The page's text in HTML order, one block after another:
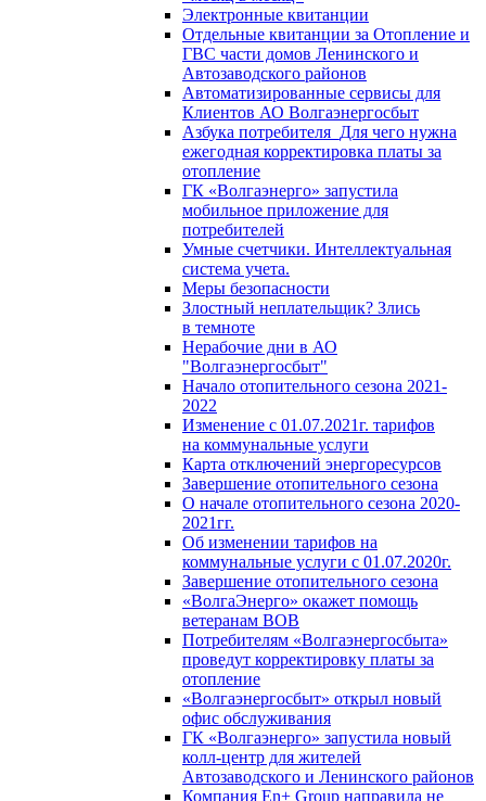
Электронные квитанции
Отдельные квитанции за Отопление и
ГВС части домов Ленинского и
Автозаводского районов
Автоматизированные сервисы для
Клиентов АО Волгаэнергосбыт
Азбука потребителя_Для чего нужна
ежегодная корректировка платы за
отопление
ГК «Волгаэнерго» запустила
мобильное приложение для
потребителей
Умные счетчики. Интеллектуальная
система учета.
Меры безопасности
Злостный неплательщик? Злись
в темноте
Нерабочие дни в АО
"Волгаэнергосбыт"
Начало отопительного сезона 2021-
2022
Изменение с 01.07.2021г. тарифов
на коммунальные услуги
Карта отключений энергоресурсов
Завершение отопительного сезона
О начале отопительного сезона 2020-
2021гг.
Об изменении тарифов на
коммунальные услуги с 01.07.2020г.
Завершение отопительного сезона
«ВолгаЭнерго» окажет помощь
ветеранам ВОВ
Потребителям «Волгаэнергосбыта»
проведут корректировку платы за
отопление
«Волгаэнергосбыт» открыл новый
офис обслуживания
ГК «Волгаэнерго» запустила новый
колл-центр для жителей
Автозаводского и Ленинского районов
Компания En+ Group направила не